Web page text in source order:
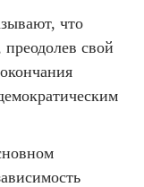
что
свой